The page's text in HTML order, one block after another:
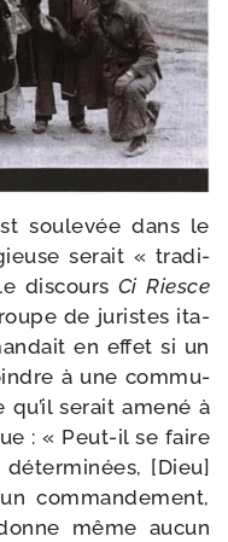
sou­le­vée dans le
serait « tra­di­
dis­cours Ci Riesce
de juristes ita­
en effet si un
à une com­mu­
serait ame­né à
: « Peut-​il se faire
[Dieu]
com­man­de­ment,
même aucun